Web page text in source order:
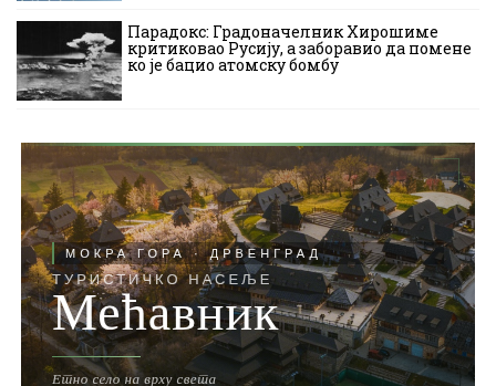
Парадокс: Градоначелник Хирошиме
критиковао Русију, а заборавио да помене
ко је бацио атомску бомбу